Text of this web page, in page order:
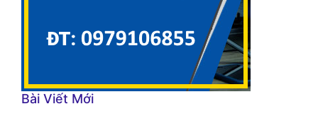
Bài Viết Mới